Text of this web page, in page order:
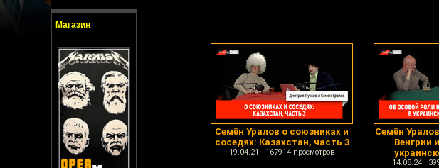
Магазин
Семён Уралов о союзниках и
соседях: Казахстан, часть 3
19.04.21 167914 просмотров
Семён
Венгрии
14.08.24